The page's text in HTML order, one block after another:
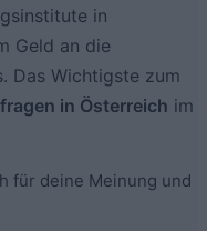
in
Geld an die
Das Wichtigste zum
in Österreich im
für deine Meinung und